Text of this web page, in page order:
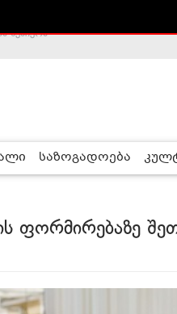
საზოგადოება
ფორმირებაზე